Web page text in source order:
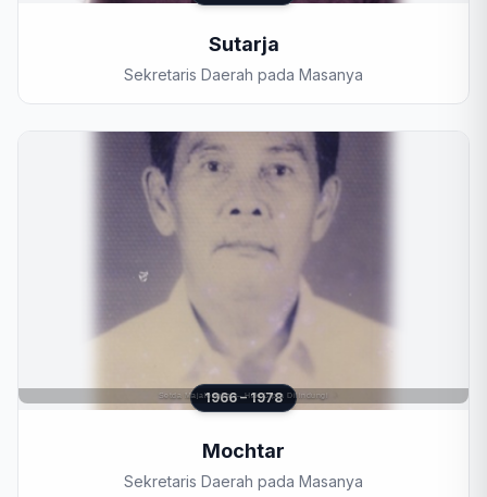
Sutarja
Sekretaris Daerah pada Masanya
1966 – 1978
Mochtar
Sekretaris Daerah pada Masanya